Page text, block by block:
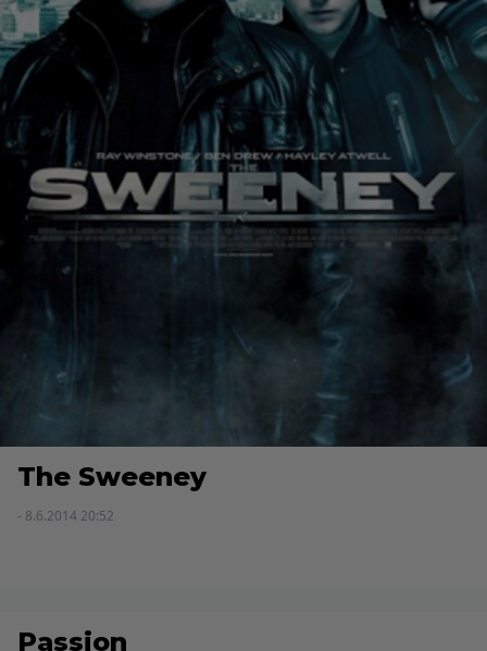
The Sweeney
- 8.6.2014 20:52
Passion